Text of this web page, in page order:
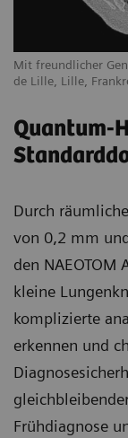
Mit freundlicher
de Lille, Lille,
Quantum-
Durch
von 0,2 mm
den
kleine
komplizierte
erkennen und
Frühdiagnose